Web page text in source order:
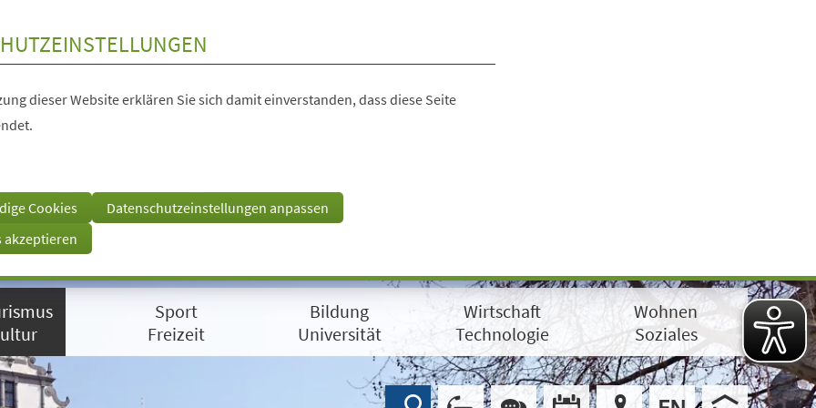
dieser Website erklären Sie sich damit einverstanden, dass diese Seite
Cookies
Datenschutzeinstellungen anpassen
akzeptieren
Sport
Freizeit
Bildung
Universität
Wirtschaft
Technologie
Wohnen
Soziales